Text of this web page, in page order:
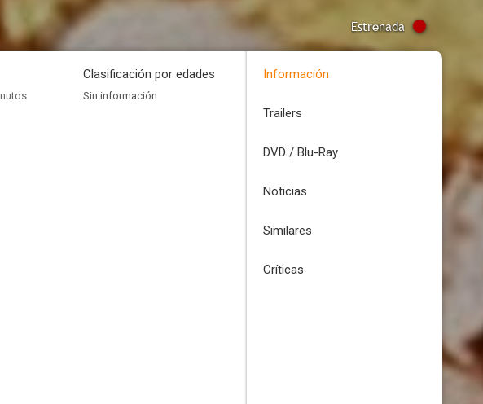
Estrenada
Clasificación por edades
Sin información
Información
Trailers
DVD / Blu-Ray
Noticias
Similares
Críticas